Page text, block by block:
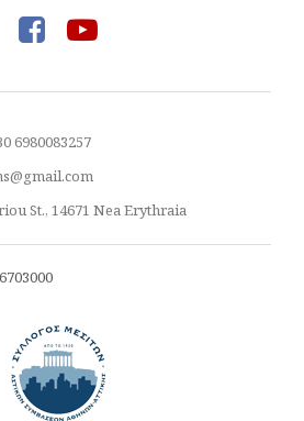
6980083257
St., 14671 Nea Erythraia